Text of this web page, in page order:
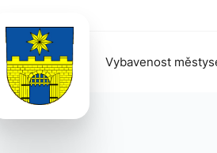
Vybavenost